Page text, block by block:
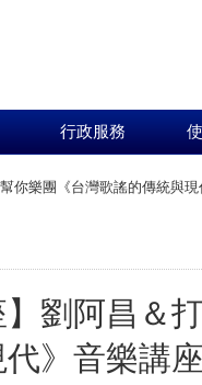
行政服務
你樂團《台灣歌謠的傳統與
】劉阿昌＆
》音樂講座